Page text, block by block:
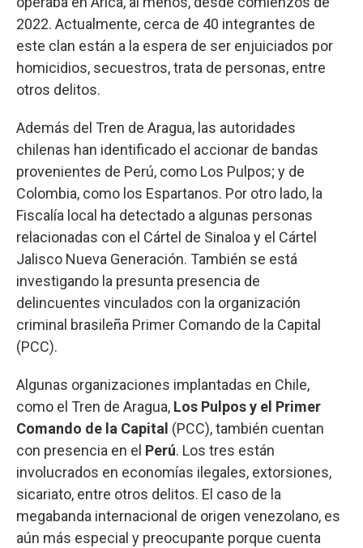
2022. Actualmente, cerca de 40 integrantes de
este clan están a la espera de ser enjuiciados por
homicidios, secuestros, trata de personas, entre
otros delitos.
Además del Tren de Aragua, las autoridades
chilenas han identificado el accionar de bandas
provenientes de Perú, como Los Pulpos; y de
Colombia, como los Espartanos. Por otro lado, la
Fiscalía local ha detectado a algunas personas
relacionadas con el Cártel de Sinaloa y el Cártel
Jalisco Nueva Generación. También se está
investigando la presunta presencia de
delincuentes vinculados con la organización
criminal brasileña Primer Comando de la Capital
(PCC).
Algunas organizaciones implantadas en Chile,
como el Tren de Aragua, Los Pulpos y el Primer
Comando de la Capital (PCC), también cuentan
con presencia en el Perú. Los tres están
involucrados en economías ilegales, extorsiones,
sicariato, entre otros delitos. El caso de la
megabanda internacional de origen venezolano, es
aún más especial y preocupante porque cuenta